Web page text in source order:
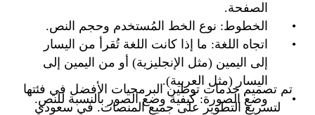
الصفحة.
الخطوط: نوع الخط المُستخدم وحجم النص.
اتجاه اللغة: ما إذا كانت اللغة تُقرأ من اليسار
إلى اليمين (مثل الإنجليزية) أو من اليمين إلى
اليسار (مثل العربية).
وضع الصورة: كيفية وضع الصور بالنسبة للنص.
تم تصميم خدمات توطين البرمجيات الأفضل في فئتها
لتسريع التطوير على جميع المنصات. في سعودي